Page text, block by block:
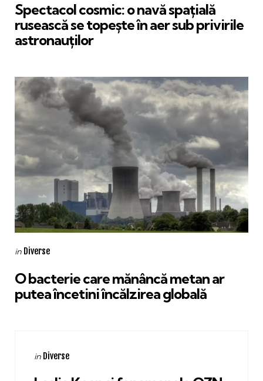
Spectacol cosmic: o navă spațială
rusească se topește în aer sub privirile
astronauților
Categories
Posted
in Diverse
O bacterie care mănâncă metan ar
putea încetini încălzirea globală
Categories
Posted
in Diverse